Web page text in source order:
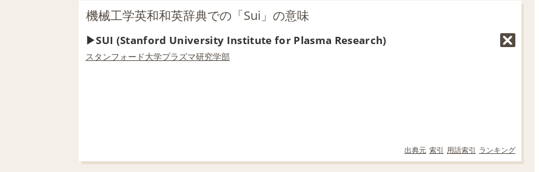
機械工学英和和英辞典での「Sui」の意味
SUI (Stanford University Institute for Plasma Research)
スタンフォード大学プラズマ研究学部
出典元 索引 用語索引 ランキング